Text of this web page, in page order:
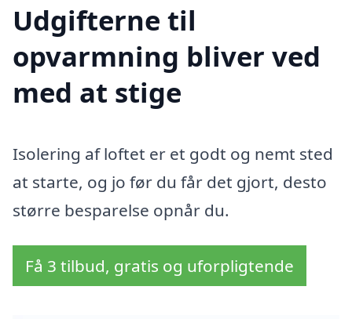
Udgifterne til
opvarmning bliver ved
med at stige
Isolering af loftet er et godt og nemt sted
at starte, og jo før du får det gjort, desto
større besparelse opnår du.
Få 3 tilbud, gratis og uforpligtende